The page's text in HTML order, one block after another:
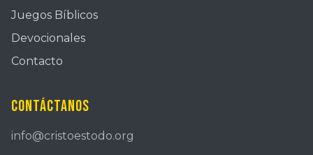
Juegos Bíblicos
Devocionales
Contacto
Contáctanos
info@cristoestodo.org